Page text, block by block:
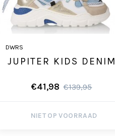
DWRS
JUPITER KIDS DENIM
€41,98 €139,95
NIET OP VOORRAAD